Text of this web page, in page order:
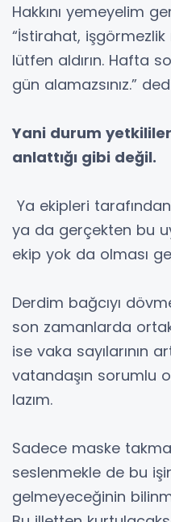
Hakkını yemeyelim
“İstirahat, işgörmezlik
lütfen aldırın. Hafta
gün alamazsınız.”
Yani durum
anlattığı gibi değil.
Ya ekipleri
ya da gerçekten bu
ekip yok da olması
Derdim bağcıyı
son zamanlarda
ise vaka sayılarının
vatandaşın sorumlu
lazım.
Sadece maske
seslenmekle de bu
gelmeyeceğinin